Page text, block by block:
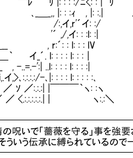
|: : :ｨ , |: :.| .簡単に言う
イ,r'´イ: :/
:| あたしを女にし
r:´: : l: : : lV
_´. l: : : : l: : :｜ 周囲に
-..=.-':| ..l: : : : l: : : :| 居
､:.:.:.:/-､|: : : : l: : : : :､
|￣￣￣｀ヽ: :ヽ
| ヽ:.:＼
ステ
呪いで「薔薇を守る」事を強要
いう伝承に縛られているので